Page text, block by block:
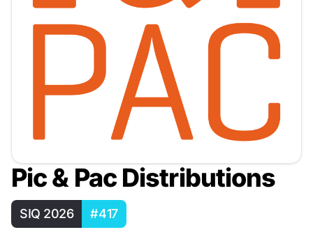
Pic & Pac Distributions
SIQ 2026 #417